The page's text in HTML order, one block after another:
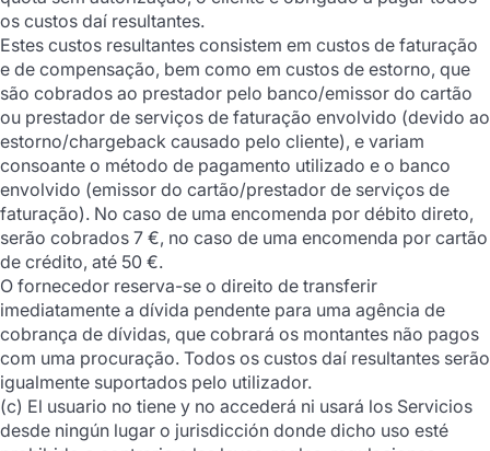
os custos daí resultantes.
Estes custos resultantes consistem em custos de faturação
e de compensação, bem como em custos de estorno, que
são cobrados ao prestador pelo banco/emissor do cartão
ou prestador de serviços de faturação envolvido (devido ao
estorno/chargeback causado pelo cliente), e variam
consoante o método de pagamento utilizado e o banco
envolvido (emissor do cartão/prestador de serviços de
faturação). No caso de uma encomenda por débito direto,
serão cobrados 7 €, no caso de uma encomenda por cartão
de crédito, até 50 €.
O fornecedor reserva-se o direito de transferir
imediatamente a dívida pendente para uma agência de
cobrança de dívidas, que cobrará os montantes não pagos
com uma procuração. Todos os custos daí resultantes serão
igualmente suportados pelo utilizador.
(c) El usuario no tiene y no accederá ni usará los Servicios
desde ningún lugar o jurisdicción donde dicho uso esté